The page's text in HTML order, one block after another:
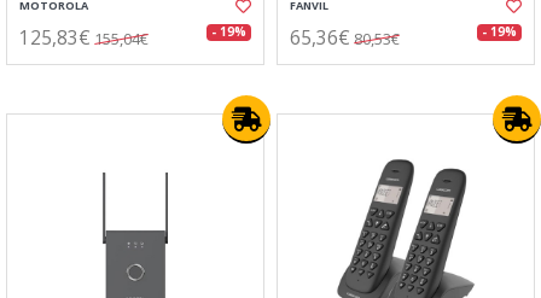
MOTOROLA
125,83€ 155,04€ - 19%
FANVIL
65,36€ 80,53€ - 19%